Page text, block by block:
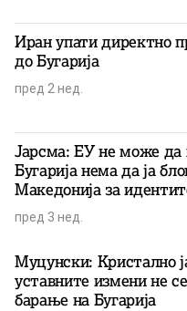
Иран упати директно
до Бугарија
пред 2 нед.
Јарсма: ЕУ не може да
Бугарија нема да ја
Македонија за
пред 3 нед.
Муцунски: Кристално
уставните измени не
барање на Бугарија